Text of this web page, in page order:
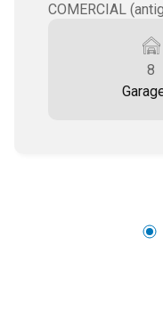
COMERCIAL
(apartamento com
ÁREA TERRENO:
CONSTRUÇÃO: 761,00 m2
8